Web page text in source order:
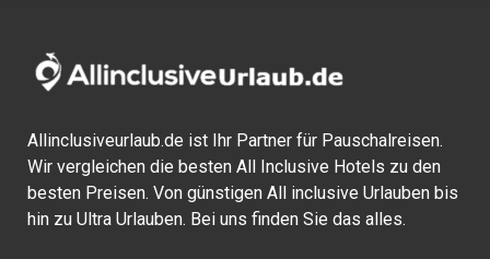
Allinclusiveurlaub.de ist Ihr Partner für Pauschalreisen.
Wir vergleichen die besten All Inclusive Hotels zu den
besten Preisen. Von günstigen All inclusive Urlauben bis
hin zu Ultra Urlauben. Bei uns finden Sie das alles.